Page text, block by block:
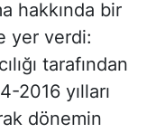
hakkında bir
yer verdi:
tarafından
2016 yılları
dönemin